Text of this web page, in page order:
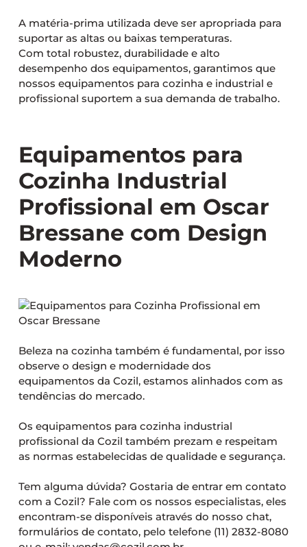
A matéria-prima utilizada deve ser apropriada para
suportar as altas ou baixas temperaturas.
Com total robustez, durabilidade e alto
desempenho dos equipamentos, garantimos que
nossos equipamentos para cozinha e industrial e
profissional suportem a sua demanda de trabalho.
Equipamentos para
Cozinha Industrial
Profissional em Oscar
Bressane com Design
Moderno
Beleza na cozinha também é fundamental, por isso
observe o design e modernidade dos
equipamentos da Cozil, estamos alinhados com as
tendências do mercado.
Os equipamentos para cozinha industrial
profissional da Cozil também prezam e respeitam
as normas estabelecidas de qualidade e segurança.
Tem alguma dúvida? Gostaria de entrar em contato
com a Cozil? Fale com os nossos especialistas, eles
encontram-se disponíveis através do nosso chat,
formulários de contato, pelo telefone (11) 2832-8080